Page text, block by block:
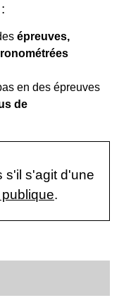
épreuves,
en des épreuves
de
s'il s'agit d'une
.